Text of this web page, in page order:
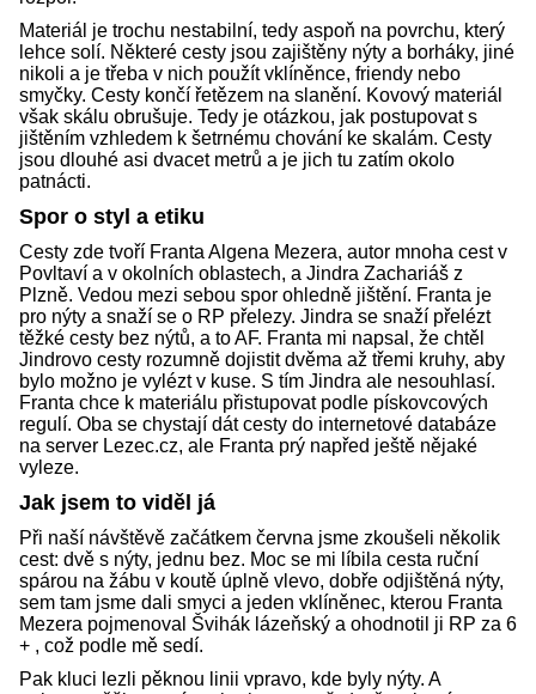
Materiál je trochu nestabilní, tedy aspoň na povrchu, který
lehce solí. Některé cesty jsou zajištěny nýty a borháky, jiné
nikoli a je třeba v nich použít vklíněnce, friendy nebo
smyčky. Cesty končí řetězem na slanění. Kovový materiál
však skálu obrušuje. Tedy je otázkou, jak postupovat s
jištěním vzhledem k šetrnému chování ke skalám. Cesty
jsou dlouhé asi dvacet metrů a je jich tu zatím okolo
patnácti.
Spor o styl a etiku
Cesty zde tvoří Franta Algena Mezera, autor mnoha cest v
Povltaví a v okolních oblastech, a Jindra Zachariáš z
Plzně. Vedou mezi sebou spor ohledně jištění. Franta je
pro nýty a snaží se o RP přelezy. Jindra se snaží přelézt
těžké cesty bez nýtů, a to AF. Franta mi napsal, že chtěl
Jindrovo cesty rozumně dojistit dvěma až třemi kruhy, aby
bylo možno je vylézt v kuse. S tím Jindra ale nesouhlasí.
Franta chce k materiálu přistupovat podle pískovcových
regulí. Oba se chystají dát cesty do internetové databáze
na server Lezec.cz, ale Franta prý napřed ještě nějaké
vyleze.
Jak jsem to viděl já
Při naší návštěvě začátkem června jsme zkoušeli několik
cest: dvě s nýty, jednu bez. Moc se mi líbila cesta ruční
spárou na žábu v koutě úplně vlevo, dobře odjištěná nýty,
sem tam jsme dali smyci a jeden vklíněnec, kterou Franta
Mezera pojmenoval Švihák lázeňský a ohodnotil ji RP za 6
+ , což podle mě sedí.
Pak kluci lezli pěknou linii vpravo, kde byly nýty. A